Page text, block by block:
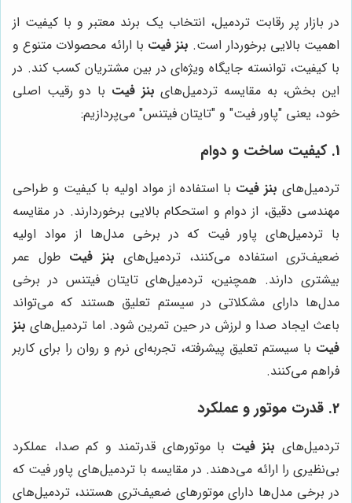
در بازار پر رقابت تردمیل، انتخاب یک برند معتبر و با کیفیت از
اهمیت بالایی برخوردار است. بنز فیت با ارائه محصولات متنوع و
با کیفیت، توانسته جایگاه ویژه‌ای در بین مشتریان کسب کند. در
این بخش، به مقایسه تردمیل‌های بنز فیت با دو رقیب اصلی
خود، یعنی "پاور فیت" و "تایتان فیتنس" می‌پردازیم:
1. کیفیت ساخت و دوام
تردمیل‌های بنز فیت با استفاده از مواد اولیه با کیفیت و طراحی
مهندسی دقیق، از دوام و استحکام بالایی برخوردارند. در مقایسه
با تردمیل‌های پاور فیت که در برخی مدل‌ها از مواد اولیه
ضعیف‌تری استفاده می‌کنند، تردمیل‌های بنز فیت طول عمر
بیشتری دارند. همچنین، تردمیل‌های تایتان فیتنس در برخی
مدل‌ها دارای مشکلاتی در سیستم تعلیق هستند که می‌تواند
باعث ایجاد صدا و لرزش در حین تمرین شود. اما تردمیل‌های بنز
فیت با سیستم تعلیق پیشرفته، تجربه‌ای نرم و روان را برای کاربر
فراهم می‌کنند.
2. قدرت موتور و عملکرد
تردمیل‌های بنز فیت با موتورهای قدرتمند و کم صدا، عملکرد
بی‌نظیری را ارائه می‌دهند. در مقایسه با تردمیل‌های پاور فیت که
در برخی مدل‌ها دارای موتورهای ضعیف‌تری هستند، تردمیل‌های